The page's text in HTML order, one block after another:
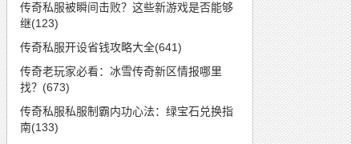
传奇私服被瞬间击败？这些新游戏是否能够
继(123)
传奇私服开设省钱攻略大全(641)
传奇老玩家必看：冰雪传奇新区情报哪里
找？(673)
传奇私服私服制霸内功心法：绿宝石兑换指
南(133)